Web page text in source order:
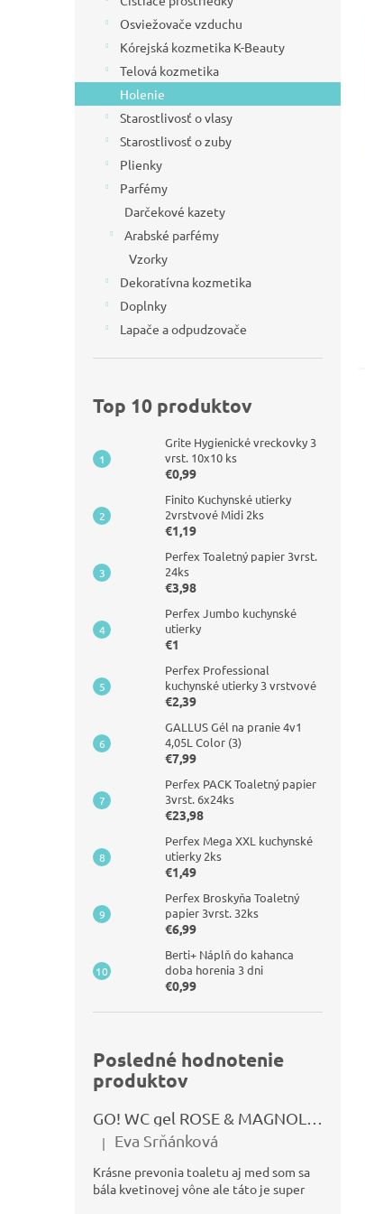
Osviežovače vzduchu
Kórejská kozmetika K-Beauty
Telová kozmetika
Holenie
Starostlivosť o vlasy
Starostlivosť o zuby
Plienky
Parfémy
Darčekové kazety
Arabské parfémy
Vzorky
Dekoratívna kozmetika
Doplnky
Lapače a odpudzovače
Top 10 produktov
Grite Hygienické vreckovky 3
vrst. 10x10 ks
€0,99
Finito Kuchynské utierky
2vrstvové Midi 2ks
€1,19
Perfex Toaletný papier 3vrst.
24ks
€3,98
Perfex Jumbo kuchynské
utierky
€1
Perfex Professional
kuchynské utierky 3 vrstvové
€2,39
GALLUS Gél na pranie 4v1
4,05L Color (3)
€7,99
Perfex PACK Toaletný papier
3vrst. 6x24ks
€23,98
Perfex Mega XXL kuchynské
utierky 2ks
€1,49
Perfex Broskyňa Toaletný
papier 3vrst. 32ks
€6,99
Berti+ Náplň do kahanca
doba horenia 3 dni
€0,99
Posledné hodnotenie
produktov
Hodnotenie produktu je 5 z 5 hviezdičiek.
| Eva Srňánková
Krásne prevonia toaletu aj med som sa
bála kvetinovej vône ale táto je super